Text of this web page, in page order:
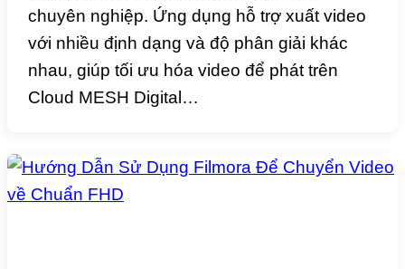
chuyên nghiệp. Ứng dụng hỗ trợ xuất video
với nhiều định dạng và độ phân giải khác
nhau, giúp tối ưu hóa video để phát trên
Cloud MESH Digital…